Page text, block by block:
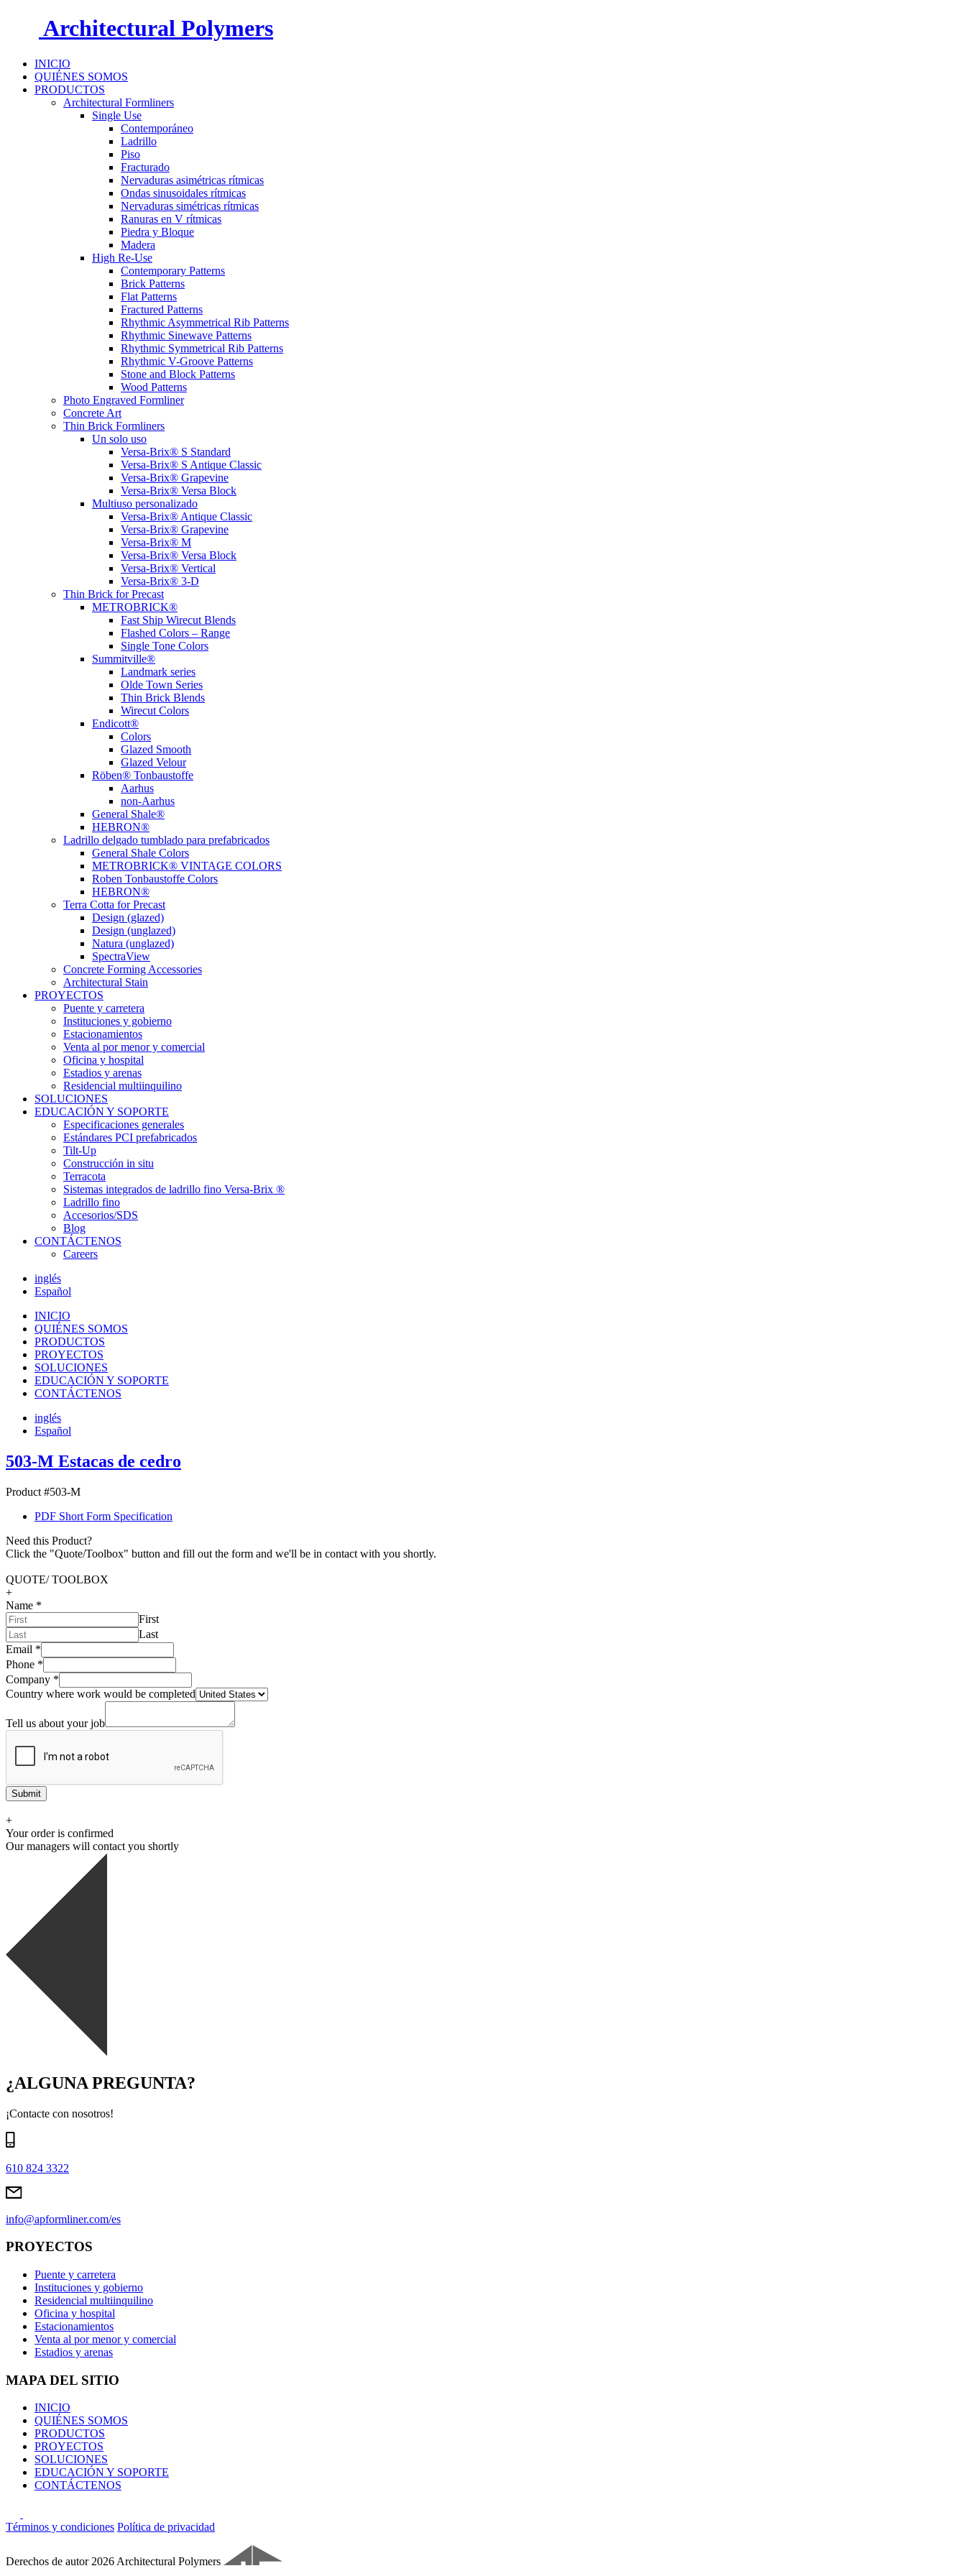
Architectural Polymers
INICIO
QUIÉNES SOMOS
PRODUCTOS
Architectural Formliners
Single Use
Contemporáneo
Ladrillo
Piso
Fracturado
Nervaduras asimétricas rítmicas
Ondas sinusoidales rítmicas
Nervaduras simétricas rítmicas
Ranuras en V rítmicas
Piedra y Bloque
Madera
High Re-Use
Contemporary Patterns
Brick Patterns
Flat Patterns
Fractured Patterns
Rhythmic Asymmetrical Rib Patterns
Rhythmic Sinewave Patterns
Rhythmic Symmetrical Rib Patterns
Rhythmic V-Groove Patterns
Stone and Block Patterns
Wood Patterns
Photo Engraved Formliner
Concrete Art
Thin Brick Formliners
Un solo uso
Versa-Brix® S Standard
Versa-Brix® S Antique Classic
Versa-Brix® Grapevine
Versa-Brix® Versa Block
Multiuso personalizado
Versa-Brix® Antique Classic
Versa-Brix® Grapevine
Versa-Brix® M
Versa-Brix® Versa Block
Versa-Brix® Vertical
Versa-Brix® 3-D
Thin Brick for Precast
METROBRICK®
Fast Ship Wirecut Blends
Flashed Colors – Range
Single Tone Colors
Summitville®
Landmark series
Olde Town Series
Thin Brick Blends
Wirecut Colors
Endicott®
Colors
Glazed Smooth
Glazed Velour
Röben® Tonbaustoffe
Aarhus
non-Aarhus
General Shale®
HEBRON®
Ladrillo delgado tumblado para prefabricados
General Shale Colors
METROBRICK® VINTAGE COLORS
Roben Tonbaustoffe Colors
HEBRON®
Terra Cotta for Precast
Design (glazed)
Design (unglazed)
Natura (unglazed)
SpectraView
Concrete Forming Accessories
Architectural Stain
PROYECTOS
Puente y carretera
Instituciones y gobierno
Estacionamientos
Venta al por menor y comercial
Oficina y hospital
Estadios y arenas
Residencial multiinquilino
SOLUCIONES
EDUCACIÓN Y SOPORTE
Especificaciones generales
Estándares PCI prefabricados
Tilt-Up
Construcción in situ
Terracota
Sistemas integrados de ladrillo fino Versa-Brix ®
Ladrillo fino
Accesorios/SDS
Blog
CONTÁCTENOS
Careers
inglés
Español
INICIO
QUIÉNES SOMOS
PRODUCTOS
PROYECTOS
SOLUCIONES
EDUCACIÓN Y SOPORTE
CONTÁCTENOS
inglés
Español
503-M Estacas de cedro
Product #503-M
PDF Short Form Specification
Need this Product?
Click the "Quote/Toolbox" button and fill out the form and we'll be in contact with you shortly.
QUOTE/ TOOLBOX
+
Name *
First
Last
Email *
Phone *
Company *
Country where work would be completed
Tell us about your job
Submit
+
Your order is confirmed
Our managers will contact you shortly
¿ALGUNA PREGUNTA?
¡Contacte con nosotros!
610 824 3322
info@apformliner.com/es
PROYECTOS
Puente y carretera
Instituciones y gobierno
Residencial multiinquilino
Oficina y hospital
Estacionamientos
Venta al por menor y comercial
Estadios y arenas
MAPA DEL SITIO
INICIO
QUIÉNES SOMOS
PRODUCTOS
PROYECTOS
SOLUCIONES
EDUCACIÓN Y SOPORTE
CONTÁCTENOS
Términos y condiciones Política de privacidad
Derechos de autor 2026 Architectural Polymers